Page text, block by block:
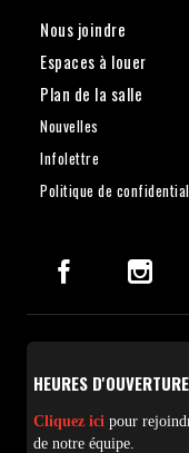
Nous joindre
Espaces à louer
Plan de la salle
Nouvelles
Infolettre
Politique de
HEURES
Cliquez ici pour
de notre équipe.